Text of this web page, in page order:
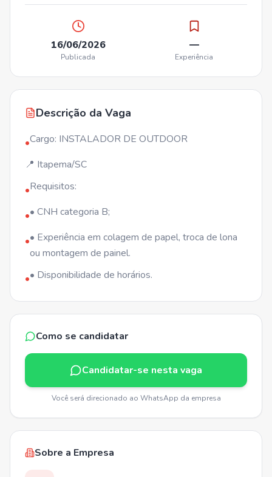
16/06/2026
Publicada
—
Experiência
Descrição da Vaga
•Cargo: INSTALADOR DE OUTDOOR
📍 Itapema/SC
•Requisitos:
•• CNH categoria B;
•• Experiência em colagem de papel, troca de lona
ou montagem de painel.
•• Disponibilidade de horários.
Como se candidatar
Candidatar-se nesta vaga
Você será direcionado ao WhatsApp da empresa
Sobre a Empresa